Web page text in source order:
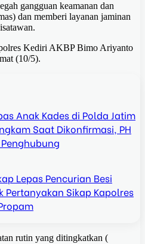
gangguan keamanan dan
dan memberi layanan jaminan
Kediri AKBP Bimo Ariyanto
(10/5).
Anak Kades di Polda Jatim
Saat Dikonfirmasi, PH
Lepas Pencurian Besi
Pertanyakan Sikap Kapolres
rutin yang ditingkatkan (